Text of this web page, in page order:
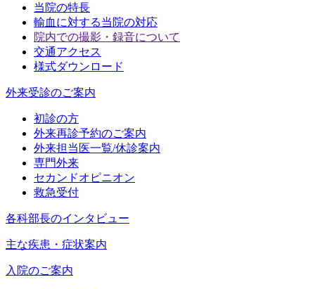
当院の特長
輸血に対する当院の対応
院内での撮影・録音について
交通アクセス
様式ダウンロード
外来受診のご案内
初診の方
外来再診予約のご案内
外来担当医一覧/休診案内
専門外来
セカンドオピニオン
救急受付
各科部長のインタビュー
主な疾患・症状案内
入院のご案内